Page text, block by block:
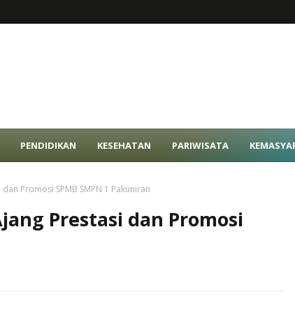
PENDIDIKAN KESEHATAN PARIWISATA
Promosi SPMB SMPN 1 Pakuniran
Prestasi dan Promosi